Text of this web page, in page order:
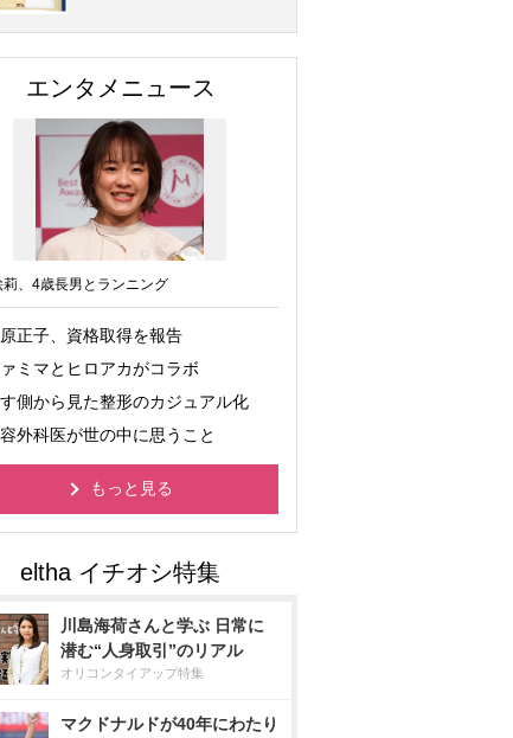
エンタメニュース
莉、4歳長男とランニング
正子、資格取得を報告
ミマとヒロアカがコラボ
側から見た整形のカジュアル化
外科医が世の中に思うこと
もっと見る
川島海荷さんと学ぶ 日常に
潜む“人身取引”のリアル
オリコンタイアップ特集
マクドナルドが40年にわたり